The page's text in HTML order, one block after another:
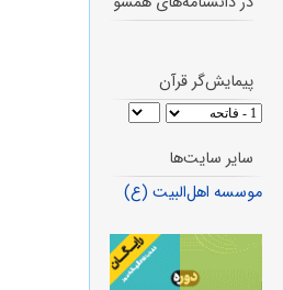
پیمایش‌گر قرآن
سایر سایت‌ها
موسسه اهل‌البیت (ع)